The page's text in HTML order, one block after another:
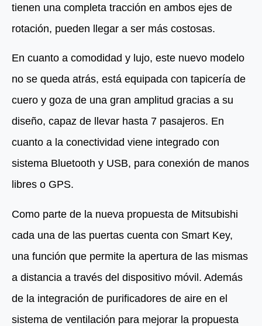
tienen una completa tracción en ambos ejes de
rotación, pueden llegar a ser más costosas.
En cuanto a comodidad y lujo, este nuevo modelo
no se queda atrás, está equipada con tapicería de
cuero y goza de una gran amplitud gracias a su
diseño, capaz de llevar hasta 7 pasajeros. En
cuanto a la conectividad viene integrado con
sistema Bluetooth y USB, para conexión de manos
libres o GPS.
Como parte de la nueva propuesta de Mitsubishi
cada una de las puertas cuenta con Smart Key,
una función que permite la apertura de las mismas
a distancia a través del dispositivo móvil. Además
de la integración de purificadores de aire en el
sistema de ventilación para mejorar la propuesta